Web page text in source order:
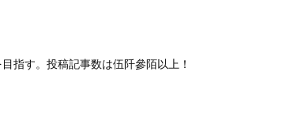
指す。投稿記事数は伍阡參陌以上！